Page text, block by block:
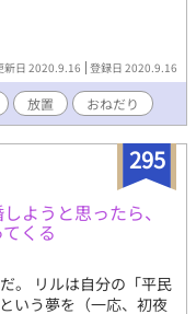
新日 2020.9.16 登録日 2020.9.16
放置 おねだり
295
ようと思ったら、
くる
。 リルは自分の「平民
いう夢を（一応、初夜